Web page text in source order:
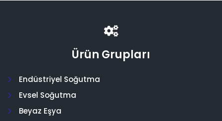
Ürün Grupları
Endüstriyel Soğutma
Evsel Soğutma
Beyaz Eşya